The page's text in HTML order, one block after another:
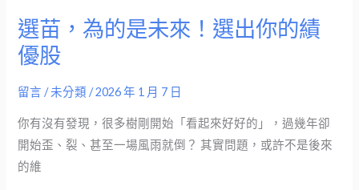
選苗，為的是未來！選出你的績
優股
留言 /未分類 /2026 年 1 月 7 日
你有沒有發現，很多樹剛開始「看起來好好的」，過幾年卻
開始歪、裂、甚至一場風雨就倒？ 其實問題，或許不是後來
的維
選
苗，
為
的
未
來！
選